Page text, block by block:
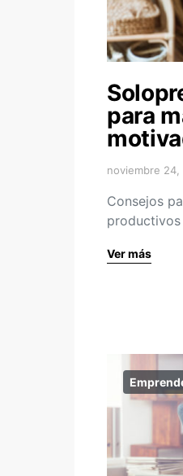
para
noviembre 24,
Consejos
productivos
Ver más